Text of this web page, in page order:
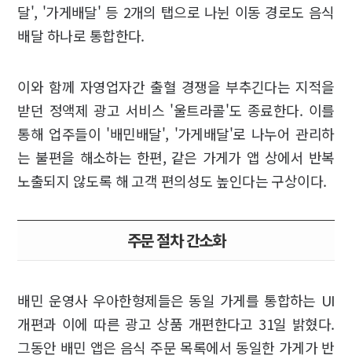
달', '가게배달' 등 2개의 탭으로 나뉜 이동 경로도 음식
배달 하나로 통합한다.
이와 함께 자영업자간 출혈 경쟁을 부추긴다는 지적을
받던 정액제 광고 서비스 '울트라콜'도 종료한다. 이를
통해 업주들이 '배민배달', '가게배달'로 나누어 관리하
는 불편을 해소하는 한편, 같은 가게가 앱 상에서 반복
노출되지 않도록 해 고객 편의성도 높인다는 구상이다.
주문 절차 간소화
배민 운영사 우아한형제들은 동일 가게를 통합하는 UI
개편과 이에 따른 광고 상품 개편한다고 31일 밝혔다.
그동안 배민 앱은 음식 주문 목록에서 동일한 가게가 반